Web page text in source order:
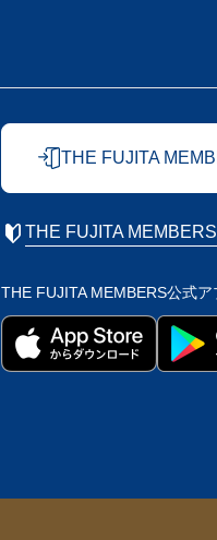
THE FUJITA
THE FUJITA
THE FUJITA MEMBERS公式ア